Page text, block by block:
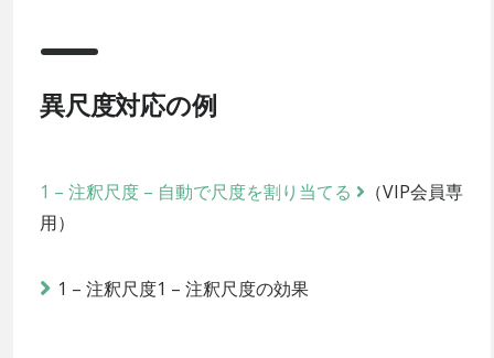
異尺度対応の例
1 – 注釈尺度 – 自動で尺度を割り当てる
（VIP会員専
用）
1 – 注釈尺度1 – 注釈尺度の効果